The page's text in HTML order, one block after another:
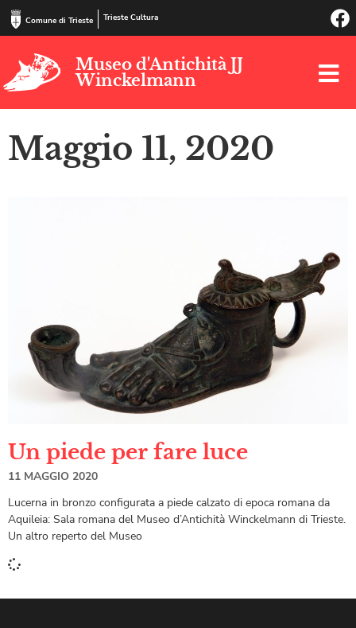
Comune di Trieste Trieste Cultura
Museo d'Antichità JJ
Winckelmann
Maggio 11, 2020
Un piede per fare luce
11 MAGGIO 2020
Lucerna in bronzo configurata a piede calzato di epoca romana da
Aquileia: Sala romana del Museo d’Antichità Winckelmann di Trieste.
Un altro reperto del Museo